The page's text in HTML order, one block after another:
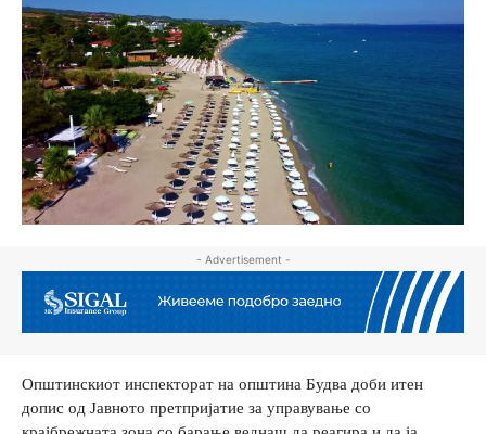
- Advertisement -
Општинскиот инспекторат на општина Будва доби итен
допис од Јавното претпријатие за управување со